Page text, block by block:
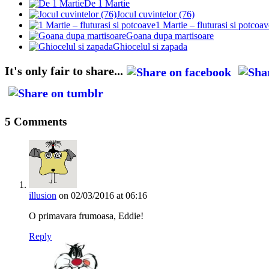
De 1 Martie
Jocul cuvintelor (76)
1 Martie – fluturasi si
Goana dupa martisoare
Ghiocelul si zapada
It's only fair to share...
5 Comments
illusion on 02/03/2016 at 06:16
O primavara frumoasa, Eddie!
Reply